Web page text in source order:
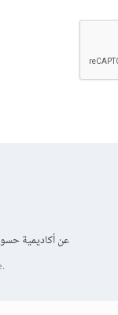
عن أكاديمية